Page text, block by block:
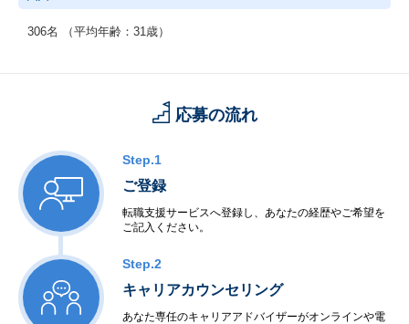
306名 （平均年齢：31歳）
応募の流れ
Step.1
ご登録
転職支援サービスへ登録し、あなたの経歴やご希望を
ご記入ください。
Step.2
キャリアカウンセリング
あなた専任のキャリアアドバイザーがオンラインや電